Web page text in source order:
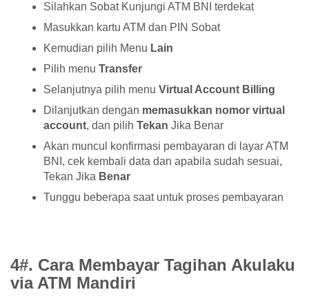
Silahkan Sobat Kunjungi ATM BNI terdekat
Masukkan kartu ATM dan PIN Sobat
Kemudian pilih Menu Lain
Pilih menu Transfer
Selanjutnya pilih menu Virtual Account Billing
Dilanjutkan dengan memasukkan nomor virtual
account, dan pilih Tekan Jika Benar
Akan muncul konfirmasi pembayaran di layar ATM
BNI, cek kembali data dan apabila sudah sesuai,
Tekan Jika Benar
Tunggu beberapa saat untuk proses pembayaran
4#. Cara Membayar Tagihan Akulaku
via ATM Mandiri